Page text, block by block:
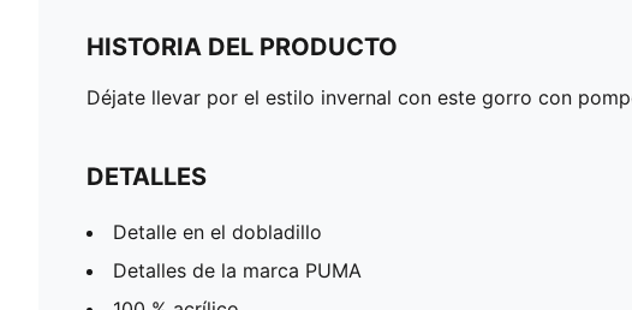
HISTORIA DEL PRODUCTO
Déjate llevar por el estilo invernal con este gorro con
DETALLES
Detalle en el dobladillo
Detalles de la marca PUMA